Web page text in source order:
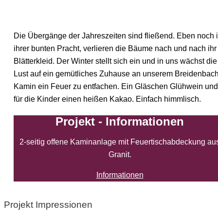
Die Übergänge der Jahreszeiten sind fließend. Eben noch
ihrer bunten Pracht, verlieren die Bäume nach und nach ihr
Blätterkleid. Der Winter stellt sich ein und in uns wächst die
Lust auf ein gemütliches Zuhause an unserem
Kamin ein Feuer zu entfachen. Ein Gläschen Glühwein und
für die Kinder einen heißen Kakao. Einfach himmlisch.
Projekt - Informationen
2-seitig offene Kaminanlage mit Feuertischabdeckung
Granit.
Informationen
Projekt Impressionen